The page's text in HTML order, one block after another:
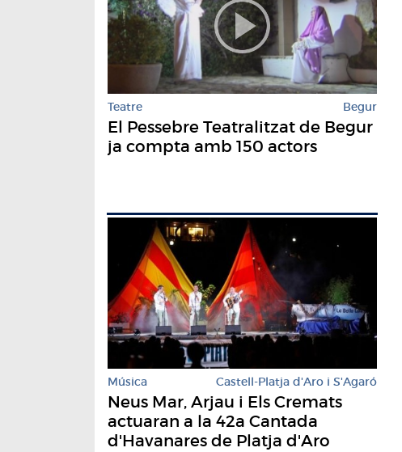
Teatre Begur
El Pessebre Teatralitzat de Begur
ja compta amb 150 actors
Música Castell-Platja d'Aro i S'Agaró
Neus Mar, Arjau i Els Cremats
actuaran a la 42a Cantada
d'Havanares de Platja d'Aro